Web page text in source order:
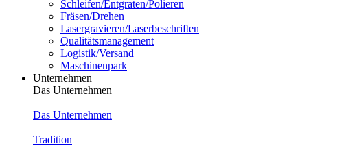
Schleifen/Entgraten/Polieren
Fräsen/Drehen
Lasergravieren/Laserbeschriften
Qualitätsmanagement
Logistik/Versand
Maschinenpark
Unternehmen
Das Unternehmen
Das Unternehmen
Tradition